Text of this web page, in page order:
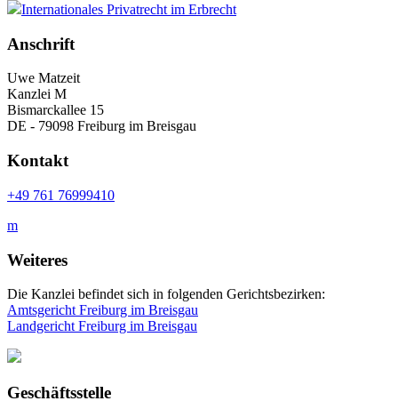
Internationales Privatrecht im Erbrecht
Anschrift
Uwe Matzeit
Kanzlei M
Bismarckallee 15
DE - 79098 Freiburg im Breisgau
Kontakt
+49 761 76999410
m
Weiteres
Die Kanzlei befindet sich in folgenden Gerichtsbezirken:
Amtsgericht Freiburg im Breisgau
Landgericht Freiburg im Breisgau
Geschäftsstelle